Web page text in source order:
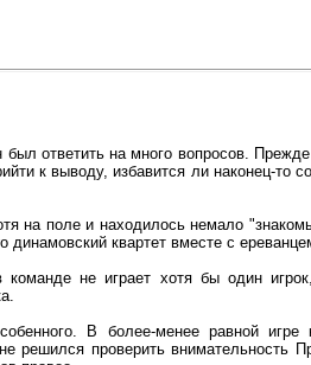
ответить на много вопросов.
к выводу, избавится ли наконец-
на поле и находилось немало
динамовский квартет вместе с
не играет хотя бы один
В более-менее равной
решился проверить